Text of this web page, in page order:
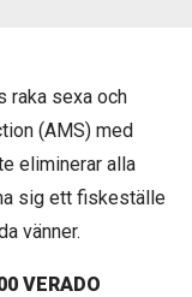
raka sexa och
(AMS) med
eliminerar alla
sig ett fiskeställe
vänner.
VERADO